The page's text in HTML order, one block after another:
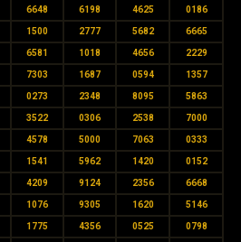
6648 6198 4625 0186
1500 2777 5682 6665
6581 1018 4656 2229
7303 1687 0594 1357
0273 2348 8095 5863
3522 0306 2538 7000
4578 5000 7063 0333
1541 5962 1420 0152
4209 9124 2356 6668
1076 9305 1620 5146
1775 4356 0525 0798